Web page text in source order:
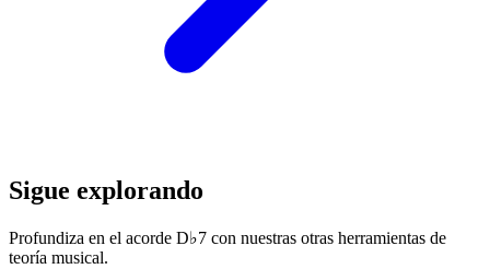
Sigue explorando
Profundiza en el acorde D♭7 con nuestras otras herramientas de
teoría musical.